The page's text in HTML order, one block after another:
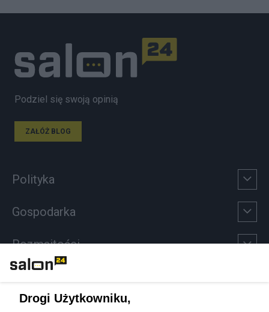
Podziel się swoją opinią
ZAŁÓŻ BLOG
Polityka
Gospodarka
Rozmaitości
Sport
Drogi Użytkowniku,